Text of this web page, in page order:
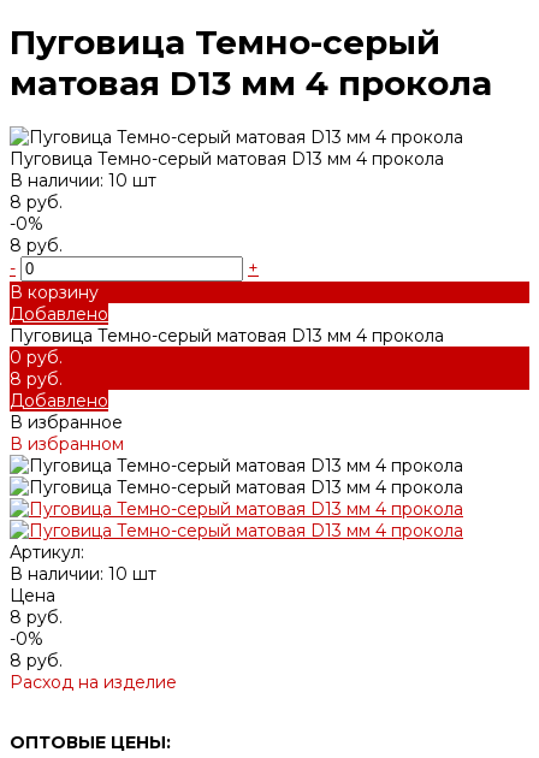
Пуговица Темно-серый
матовая D13 мм 4 прокола
Пуговица Темно-серый матовая D13 мм 4 прокола
В наличии: 10 шт
8 руб.
-0%
8 руб.
-
+
В корзину
Добавлено
Пуговица Темно-серый матовая D13 мм 4 прокола
0 руб.
8 руб.
Добавлено
В избранное
В избранном
Артикул:
В наличии: 10 шт
Цена
8 руб.
-0%
8 руб.
Расход на изделие
ОПТОВЫЕ ЦЕНЫ: